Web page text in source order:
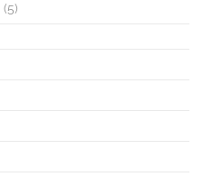
(5)